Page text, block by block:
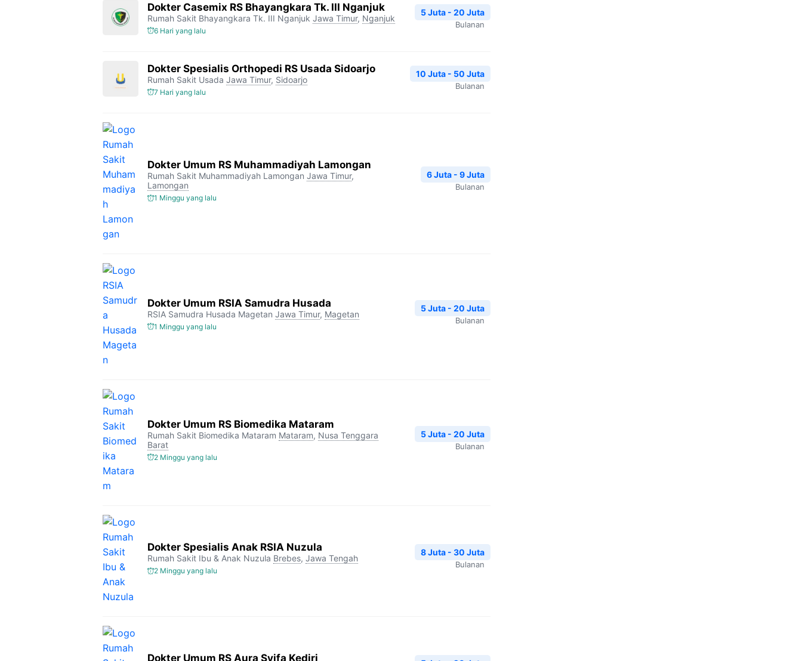
Dokter Casemix RS Bhayangkara Tk. III Nganjuk
Rumah Sakit Bhayangkara Tk. III Nganjuk Jawa Timur, Nganjuk
6 Hari yang lalu
5 Juta - 20 Juta
Bulanan
Dokter Spesialis Orthopedi RS Usada Sidoarjo
Rumah Sakit Usada Jawa Timur, Sidoarjo
7 Hari yang lalu
10 Juta - 50 Juta
Bulanan
Dokter Umum RS Muhammadiyah Lamongan
Rumah Sakit Muhammadiyah Lamongan Jawa Timur,
Lamongan
1 Minggu yang lalu
6 Juta - 9 Juta
Bulanan
Dokter Umum RSIA Samudra Husada
RSIA Samudra Husada Magetan Jawa Timur, Magetan
1 Minggu yang lalu
5 Juta - 20 Juta
Bulanan
Dokter Umum RS Biomedika Mataram
Rumah Sakit Biomedika Mataram Mataram, Nusa Tenggara
Barat
2 Minggu yang lalu
5 Juta - 20 Juta
Bulanan
Dokter Spesialis Anak RSIA Nuzula
Rumah Sakit Ibu & Anak Nuzula Brebes, Jawa Tengah
2 Minggu yang lalu
8 Juta - 30 Juta
Bulanan
Dokter Umum RS Aura Syifa Kediri